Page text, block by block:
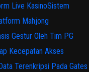
Live KasinoSistem
Mahjong
Gestur Oleh Tim PG
Kecepatan Akses
Terenkripsi Pada Gates